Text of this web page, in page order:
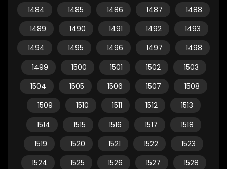
1484
1485 1486 1487
1488
1489
1490 1491 1492
1493
1494
1495 1496 1497
1498
1499
1500 1501 1502
1503
1504
1505 1506 1507
1508
1509
1510 1511 1512
1513
1514
1515 1516 1517
1518
1519
1520 1521 1522
1523
1524
1525 1526 1527
1528